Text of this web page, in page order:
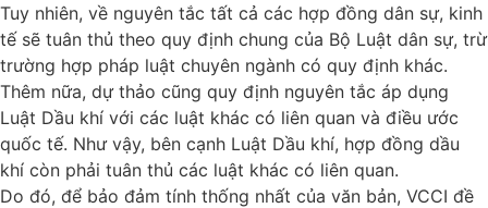
Tuy nhiên, về nguyên tắc tất cả các hợp đồng dân sự, kinh
tế sẽ tuân thủ theo quy định chung của Bộ Luật dân sự, trừ
trường hợp pháp luật chuyên ngành có quy định khác.
Thêm nữa, dự thảo cũng quy định nguyên tắc áp dụng
Luật Dầu khí với các luật khác có liên quan và điều ước
quốc tế. Như vậy, bên cạnh Luật Dầu khí, hợp đồng dầu
khí còn phải tuân thủ các luật khác có liên quan.
Do đó, để bảo đảm tính thống nhất của văn bản, VCCI đề